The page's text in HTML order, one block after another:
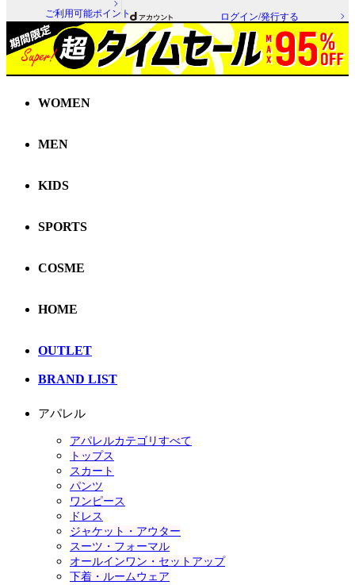
ご利用可能ポイント ログイン/発行する
WOMEN
MEN
KIDS
SPORTS
COSME
HOME
OUTLET
BRAND LIST
アパレル
アパレルカテゴリすべて
トップス
スカート
パンツ
ワンピース
ドレス
ジャケット・アウター
スーツ・フォーマル
オールインワン・セットアップ
下着・ルームウェア